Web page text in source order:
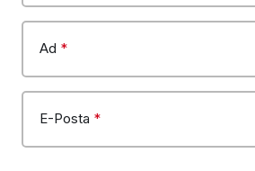
Ad *
E-Posta *